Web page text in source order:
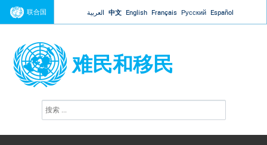
Jump to navigation
联合国 العربية 中文 English Français Русский Español
难民和移民
搜
索